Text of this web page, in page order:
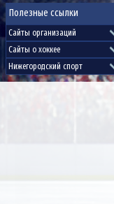
Полезные ссылки